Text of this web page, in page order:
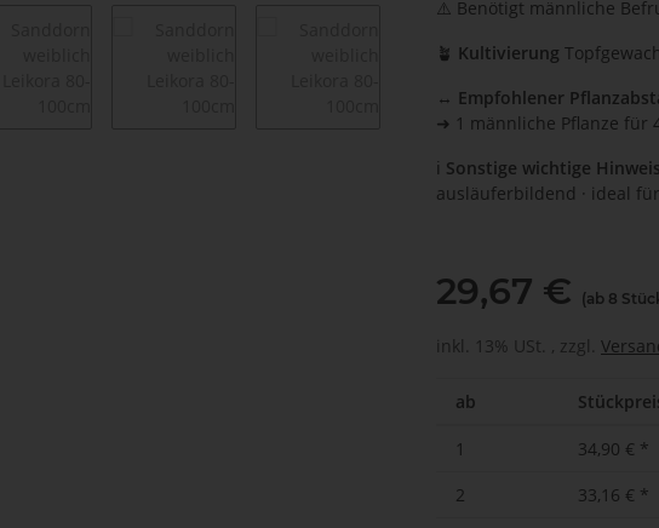
⚠️ Benötigt männliche
🪴 Kultivierung
↔️ Empfohlener
➜ 1 männliche Pflanze für
ℹ️ Sonstige wichtige
ausläuferbildend · ideal
29,67 € (ab 8
inkl. 13% USt. , zzgl.
ab
1 34,90 € *
2
33,16 € *